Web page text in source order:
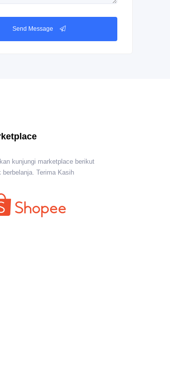
Send Message
kunjungi marketplace berikut
berbelanja. Terima Kasih